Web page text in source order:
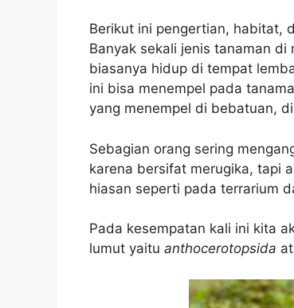
Berikut ini pengertian, habitat,
Banyak sekali jenis tanaman
biasanya hidup di tempat
ini bisa menempel pada
yang menempel di bebatuan,
Sebagian orang sering
karena bersifat merugika, tapi
hiasan seperti pada terrarium
Pada kesempatan kali ini kita
lumut yaitu anthocerotopsida